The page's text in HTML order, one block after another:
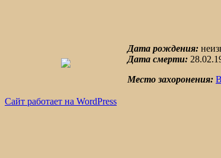
Дата рождения:
Дата смерти:
Место захоронения:
Сайт работает на WordPress